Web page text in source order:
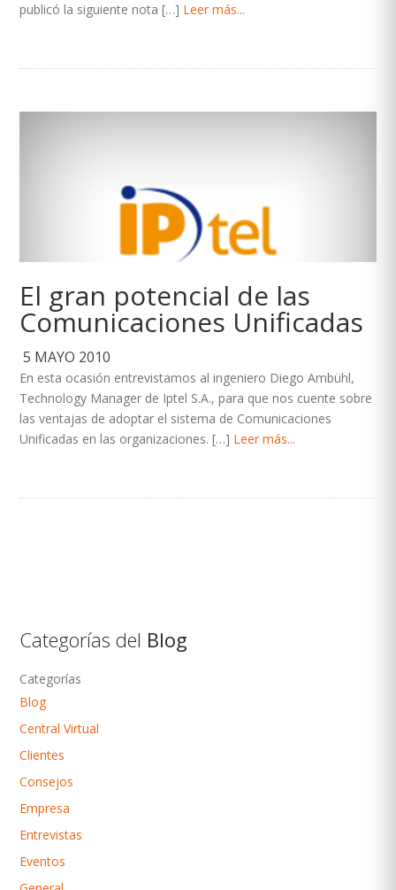
publicó la siguiente nota […] Leer más...
El gran potencial de las
Comunicaciones Unificadas
5 MAYO 2010
En esta ocasión entrevistamos al ingeniero Diego Ambühl,
Technology Manager de Iptel S.A., para que nos cuente sobre
las ventajas de adoptar el sistema de Comunicaciones
Unificadas en las organizaciones. […] Leer más...
Categorías del Blog
Categorías
Blog
Central Virtual
Clientes
Consejos
Empresa
Entrevistas
Eventos